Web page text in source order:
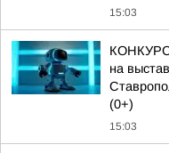
15:03
на
(0+)
15:03